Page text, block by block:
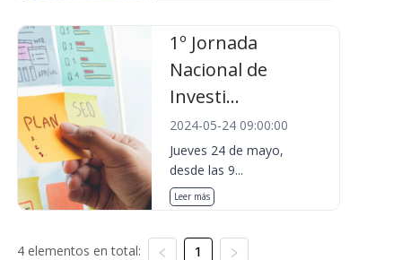
1º Jornada
Nacional de
Investi...
2024-05-24 09:00:00
Jueves 24 de mayo,
desde las 9...
Leer más
4 elementos en total: 1